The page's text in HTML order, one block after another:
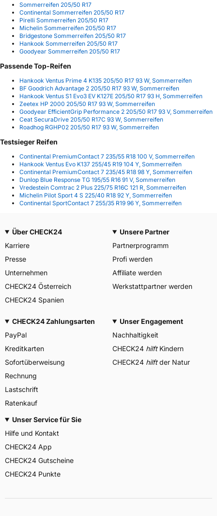
Sommerreifen 205/50 R17
Continental Sommerreifen 205/50 R17
Pirelli Sommerreifen 205/50 R17
Michelin Sommerreifen 205/50 R17
Bridgestone Sommerreifen 205/50 R17
Hankook Sommerreifen 205/50 R17
Goodyear Sommerreifen 205/50 R17
Passende Top-Reifen
Hankook Ventus Prime 4 K135 205/50 R17 93 W, Sommerreifen
BF Goodrich Advantage 2 205/50 R17 93 W, Sommerreifen
Hankook Ventus S1 Evo3 EV K127E 205/50 R17 93 H, Sommerreifen
Zeetex HP 2000 205/50 R17 93 W, Sommerreifen
Goodyear EfficientGrip Performance 2 205/50 R17 93 V, Sommerreifen
Ceat SecuraDrive 205/50 R17C 93 W, Sommerreifen
Roadhog RGHP02 205/50 R17 93 W, Sommerreifen
Testsieger Reifen
Continental PremiumContact 7 235/55 R18 100 V, Sommerreifen
Hankook Ventus Evo K137 255/45 R19 104 Y, Sommerreifen
Continental PremiumContact 7 235/45 R18 98 Y, Sommerreifen
Dunlop Blue Response TG 195/55 R16 91 V, Sommerreifen
Vredestein Comtrac 2 Plus 225/75 R16C 121 R, Sommerreifen
Michelin Pilot Sport 4 S 225/40 R18 92 Y, Sommerreifen
Continental SportContact 7 255/35 R19 96 Y, Sommerreifen
Über CHECK24
Karriere
Presse
Unternehmen
CHECK24 Österreich
CHECK24 Spanien
Unsere Partner
Partnerprogramm
Profi werden
Affiliate werden
Werkstattpartner werden
CHECK24 Zahlungsarten
PayPal
Kreditkarten
Sofortüberweisung
Rechnung
Lastschrift
Ratenkauf
Unser Engagement
Nachhaltigkeit
CHECK24 hilftKindern
CHECK24 hilftder Natur
Unser Service für Sie
Hilfe und Kontakt
CHECK24 App
CHECK24 Gutscheine
CHECK24 Punkte